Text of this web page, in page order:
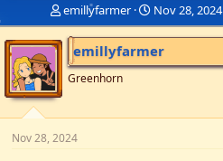
T
h
r
a
d
t
a
emillyfarmer
S
t
a
r
t
t
Nov 28, 2024
emillyfarmer
Greenhorn
Nov 28, 2024